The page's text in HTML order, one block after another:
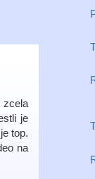
zcela
je
top.
na